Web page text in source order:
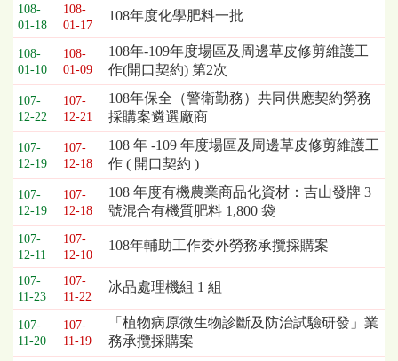
公
告
事
項
108-
01-18
108-
01-17
108年度化學肥料一批
108-
01-10
108-
01-09
108年-109年度場區及周邊草皮修剪維護工
作(開口契約) 第2次
107-
12-22
107-
12-21
108年保全（警衛勤務）共同供應契約勞務
採購案遴選廠商
107-
12-19
107-
12-18
108 年 -109 年度場區及周邊草皮修剪維護工
作 ( 開口契約 )
107-
12-19
107-
12-18
108 年度有機農業商品化資材：吉山發牌 3
號混合有機質肥料 1,800 袋
107-
12-11
107-
12-10
108年輔助工作委外勞務承攬採購案
107-
11-23
107-
11-22
冰品處理機組 1 組
107-
11-20
107-
11-19
「植物病原微生物診斷及防治試驗研發」業
務承攬採購案